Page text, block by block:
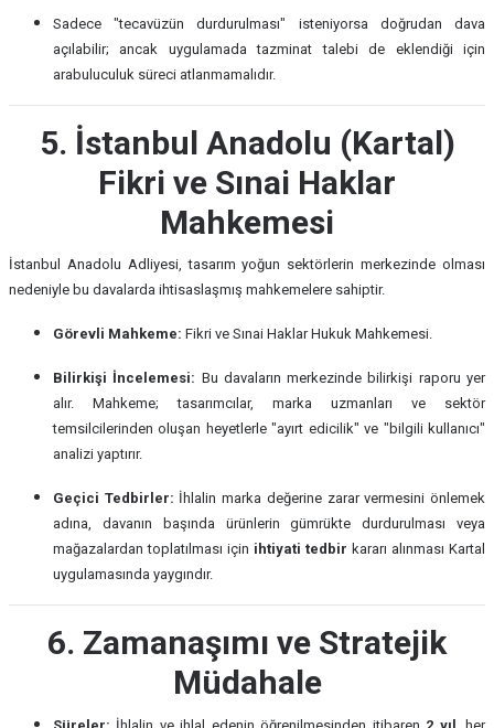
Sadece "tecavüzün durdurulması" isteniyorsa doğrudan dava
açılabilir; ancak uygulamada tazminat talebi de eklendiği için
arabuluculuk süreci atlanmamalıdır.
5. İstanbul Anadolu (Kartal)
Fikri ve Sınai Haklar
Mahkemesi
İstanbul Anadolu Adliyesi, tasarım yoğun sektörlerin merkezinde olması
nedeniyle bu davalarda ihtisaslaşmış mahkemelere sahiptir.
Görevli Mahkeme: Fikri ve Sınai Haklar Hukuk Mahkemesi.
Bilirkişi İncelemesi: Bu davaların merkezinde bilirkişi raporu yer
alır. Mahkeme; tasarımcılar, marka uzmanları ve sektör
temsilcilerinden oluşan heyetlerle "ayırt edicilik" ve "bilgili kullanıcı"
analizi yaptırır.
Geçici Tedbirler: İhlalin marka değerine zarar vermesini önlemek
adına, davanın başında ürünlerin gümrükte durdurulması veya
mağazalardan toplatılması için ihtiyati tedbir kararı alınması Kartal
uygulamasında yaygındır.
6. Zamanaşımı ve Stratejik
Müdahale